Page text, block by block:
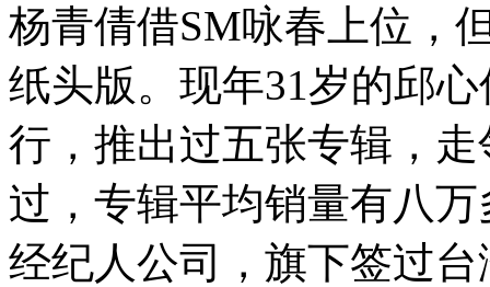
杨青倩借SM咏春上位，
纸头版。现年31岁的邱
行，推出过五张专辑，
过，专辑平均销量有八
经纪人公司，旗下签过台